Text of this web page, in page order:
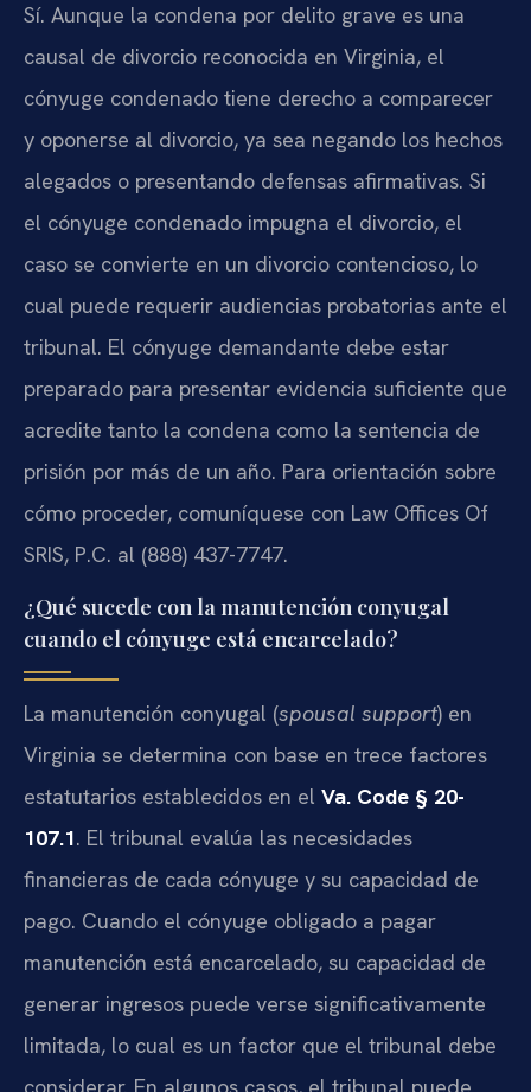
Sí. Aunque la condena por delito grave es una
causal de divorcio reconocida en Virginia, el
cónyuge condenado tiene derecho a comparecer
y oponerse al divorcio, ya sea negando los hechos
alegados o presentando defensas afirmativas. Si
el cónyuge condenado impugna el divorcio, el
caso se convierte en un divorcio contencioso, lo
cual puede requerir audiencias probatorias ante el
tribunal. El cónyuge demandante debe estar
preparado para presentar evidencia suficiente que
acredite tanto la condena como la sentencia de
prisión por más de un año. Para orientación sobre
cómo proceder, comuníquese con Law Offices Of
SRIS, P.C. al (888) 437-7747.
¿Qué sucede con la manutención conyugal
cuando el cónyuge está encarcelado?
La manutención conyugal (spousal support) en
Virginia se determina con base en trece factores
estatutarios establecidos en el Va. Code § 20-
107.1. El tribunal evalúa las necesidades
financieras de cada cónyuge y su capacidad de
pago. Cuando el cónyuge obligado a pagar
manutención está encarcelado, su capacidad de
generar ingresos puede verse significativamente
limitada, lo cual es un factor que el tribunal debe